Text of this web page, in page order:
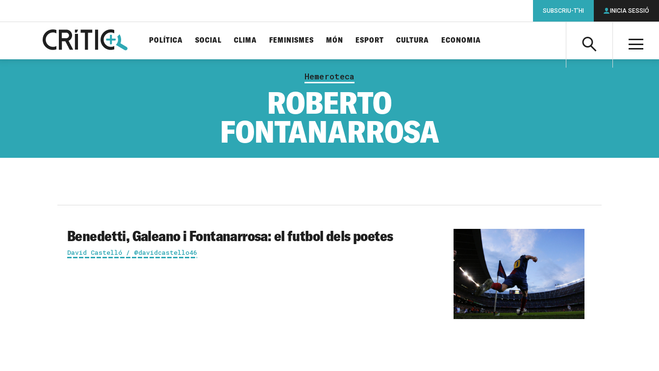
Cerca
POLÍTICA SOCIAL CLIMA FEMINISMES MÓN ESPORT CULTURA ECONOMIA
SUBSCRIU-T'HI INICIA SESSIÓ
Hemeroteca
ROBERTO
FONTANARROSA
Benedetti, Galeano i Fontanarrosa: el futbol dels poetes
David Castelló / @davidcastello46